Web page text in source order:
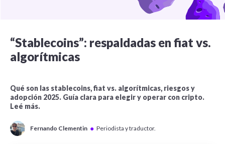
“Stablecoins”: respaldadas en fiat vs.
algorítmicas
Qué son las stablecoins, fiat vs. algorítmicas, riesgos y
adopción 2025. Guía clara para elegir y operar con cripto.
Leé más.
Fernando Clementin ● Periodista y traductor.